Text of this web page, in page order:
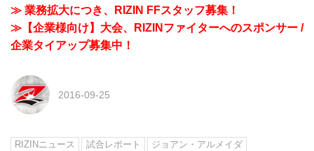
≫ 業務拡大につき、RIZIN FFスタッフ募集！
≫【企業様向け】大会、RIZINファイターへのスポンサー /
企業タイアップ募集中！
2016-09-25
RIZINニュース 試合レポート
ジョアン・アルメイダ